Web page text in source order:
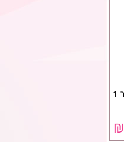
אולפלקס נוזל לשיקום השיער מספר 1
₪